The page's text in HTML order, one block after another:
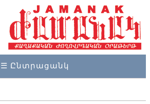
☰ Ընտրացանկ